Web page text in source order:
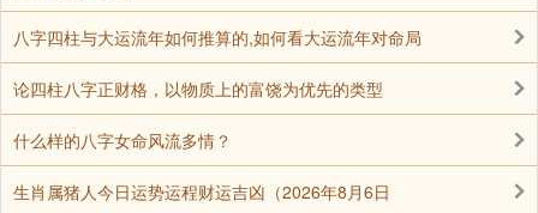
八字四柱与大运流年如何推算的,如何看大运流年对命局
论四柱八字正财格，以物质上的富饶为优先的类型
什么样的八字女命风流多情？
生肖属猪人今日运势运程财运吉凶（2026年8月6日